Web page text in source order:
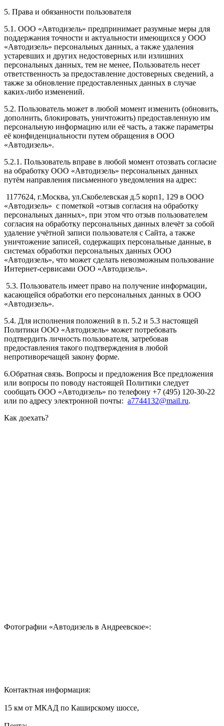
5. Права и обязанности пользователя
5.1. ООО «Автодизель» предпринимает разумные меры для
поддержания точности и актуальности имеющихся у ООО
«Автодизель» персональных данных, а также удаления
устаревших и других недостоверных или излишних
персональных данных, тем не менее, Пользователь несет
ответственность за предоставление достоверных сведений, а
также за обновление предоставленных данных в случае
каких-либо изменений.
5.2. Пользователь может в любой момент изменить (обновить,
дополнить, блокировать, уничтожить) предоставленную им
персональную информацию или её часть, а также параметры
её конфиденциальности путем обращения в ООО
«Автодизель».
5.2.1. Пользователь вправе в любой момент отозвать согласие
на обработку ООО «Автодизель» персональных данных
путём направления письменного уведомления на адрес:
1177624, г.Москва, ул.Скобелевская д.5 корп1, 129 в ООО
«Автодизель» с пометкой «отзыв согласия на обработку
персональных данных», при этом что отзыв пользователем
согласия на обработку персональных данных влечёт за собой
удаление учётной записи пользователя с Сайта, а также
уничтожение записей, содержащих персональные данные, в
системах обработки персональных данных ООО
«Автодизель», что может сделать невозможным пользование
Интернет-сервисами ООО «Автодизель».
5.3. Пользователь имеет право на получение информации,
касающейся обработки его персональных данных в ООО
«Автодизель».
5.4. Для исполнения положений в п. 5.2 и 5.3 настоящей
Политики ООО «Автодизель» может потребовать
подтвердить личность пользователя, затребовав
предоставления такого подтверждения в любой
непротиворечащей закону форме.
6.Обратная связь. Вопросы и предложения Все предложения
или вопросы по поводу настоящей Политики следует
сообщать ООО «Автодизель» по телефону +7 (495) 120-30-22
или по адресу электронной почты: a7744132@mail.ru.
Как доехать?
Фотографии «Автодизель в Андреевское»:
Контактная информация:
15 км от МКАД по Каширскому шоссе,